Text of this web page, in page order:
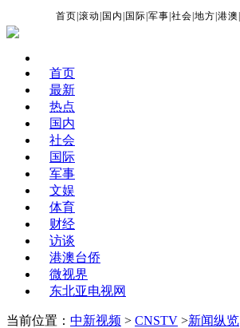
首页 |滚动 国内 国际 |军事 |社会 |地方 |港澳
首页
最新
热点
国内
社会
国际
军事
文娱
体育
财经
访谈
港澳台侨
微视界
东北亚电视网
当前位置： 中新视频 > CNSTV >新闻纵览